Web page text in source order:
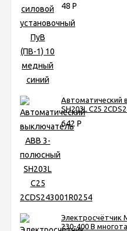
48 Р
Автоматический
SH203L C25
642 Р
Электросчётчик
230-400 В